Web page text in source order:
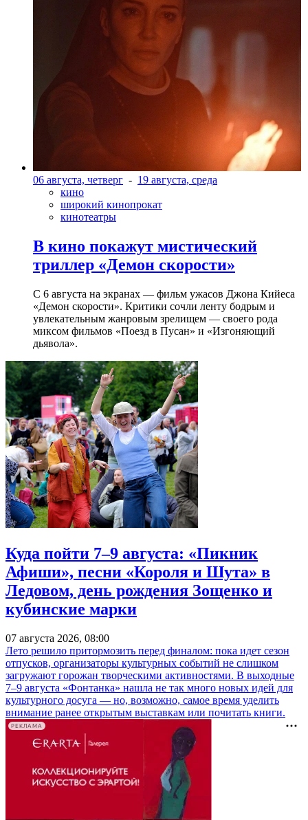
06 августа, четверг - 19 августа, среда
кино
широкий кинопрокат
кинотеатры
В кино покажут мистический
триллер «Демон скорости»
С 6 августа на экранах — фильм ужасов Джона Кийеса
«Демон скорости». Критики сочли ленту бодрым и
увлекательным жанровым зрелищeм — своего рода
миксом фильмов «Поезд в Пусан» и «Изгоняющий
дьявола».
Куда пойти 7–9 августа: «Пикник
Афиши», песни «Короля и Шута» в
Ледовом, день рождения Зощенко и
кубинские марки
07 августа 2026, 08:00
Лето решило притормозить перед финалом: пока идет сезон
отпусков, организаторы культурных событий не слишком
загружают горожан творческими активностями. В выходные
7–9 августа «Фонтанка» нашла не так много новых идей для
культурного досуга — но, возможно, самое время уделить
внимание ранее открытым выставкам или почитать книги.
РЕКЛАМА